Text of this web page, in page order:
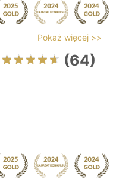
Pokaż więcej >>
(64)